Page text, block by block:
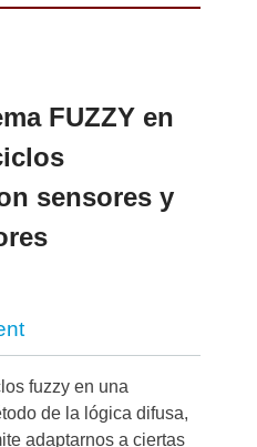
FUZZY en
sensores y
fuzzy en una
de la lógica difusa,
adaptarnos a ciertas